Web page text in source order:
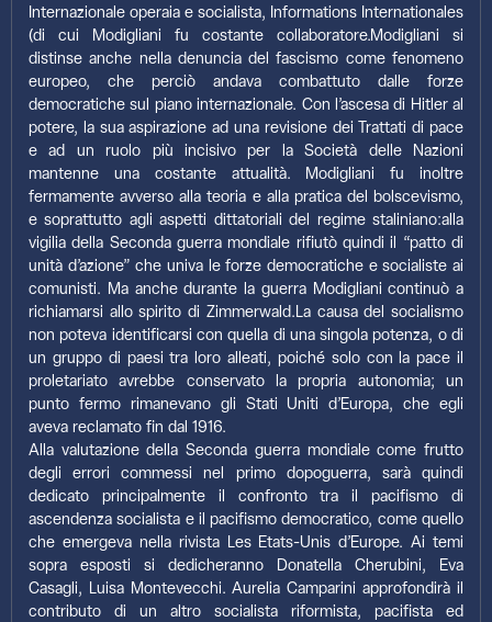
Internazionale operaia e socialista, Informations Internationales
(di cui Modigliani fu costante collaboratore.Modigliani si
distinse anche nella denuncia del fascismo come fenomeno
europeo, che perciò andava combattuto dalle forze
democratiche sul piano internazionale. Con l’ascesa di Hitler al
potere, la sua aspirazione ad una revisione dei Trattati di pace
e ad un ruolo più incisivo per la Società delle Nazioni
mantenne una costante attualità. Modigliani fu inoltre
fermamente avverso alla teoria e alla pratica del bolscevismo,
e soprattutto agli aspetti dittatoriali del regime staliniano:alla
vigilia della Seconda guerra mondiale rifiutò quindi il “patto di
unità d’azione” che univa le forze democratiche e socialiste ai
comunisti. Ma anche durante la guerra Modigliani continuò a
richiamarsi allo spirito di Zimmerwald.La causa del socialismo
non poteva identificarsi con quella di una singola potenza, o di
un gruppo di paesi tra loro alleati, poiché solo con la pace il
proletariato avrebbe conservato la propria autonomia; un
punto fermo rimanevano gli Stati Uniti d’Europa, che egli
aveva reclamato fin dal 1916.
Alla valutazione della Seconda guerra mondiale come frutto
degli errori commessi nel primo dopoguerra, sarà quindi
dedicato principalmente il confronto tra il pacifismo di
ascendenza socialista e il pacifismo democratico, come quello
che emergeva nella rivista Les Etats-Unis d’Europe. Ai temi
sopra esposti si dedicheranno Donatella Cherubini, Eva
Casagli, Luisa Montevecchi. Aurelia Camparini approfondirà il
contributo di un altro socialista riformista, pacifista ed